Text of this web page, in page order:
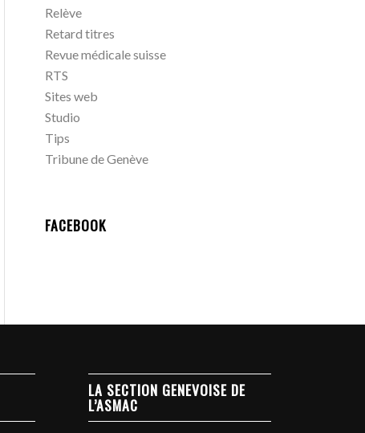
Relève
Retard titres
Revue médicale suisse
RTS
Sites web
Studio
Tips
Tribune de Genève
FACEBOOK
LA SECTION GENEVOISE DE
L’ASMAC